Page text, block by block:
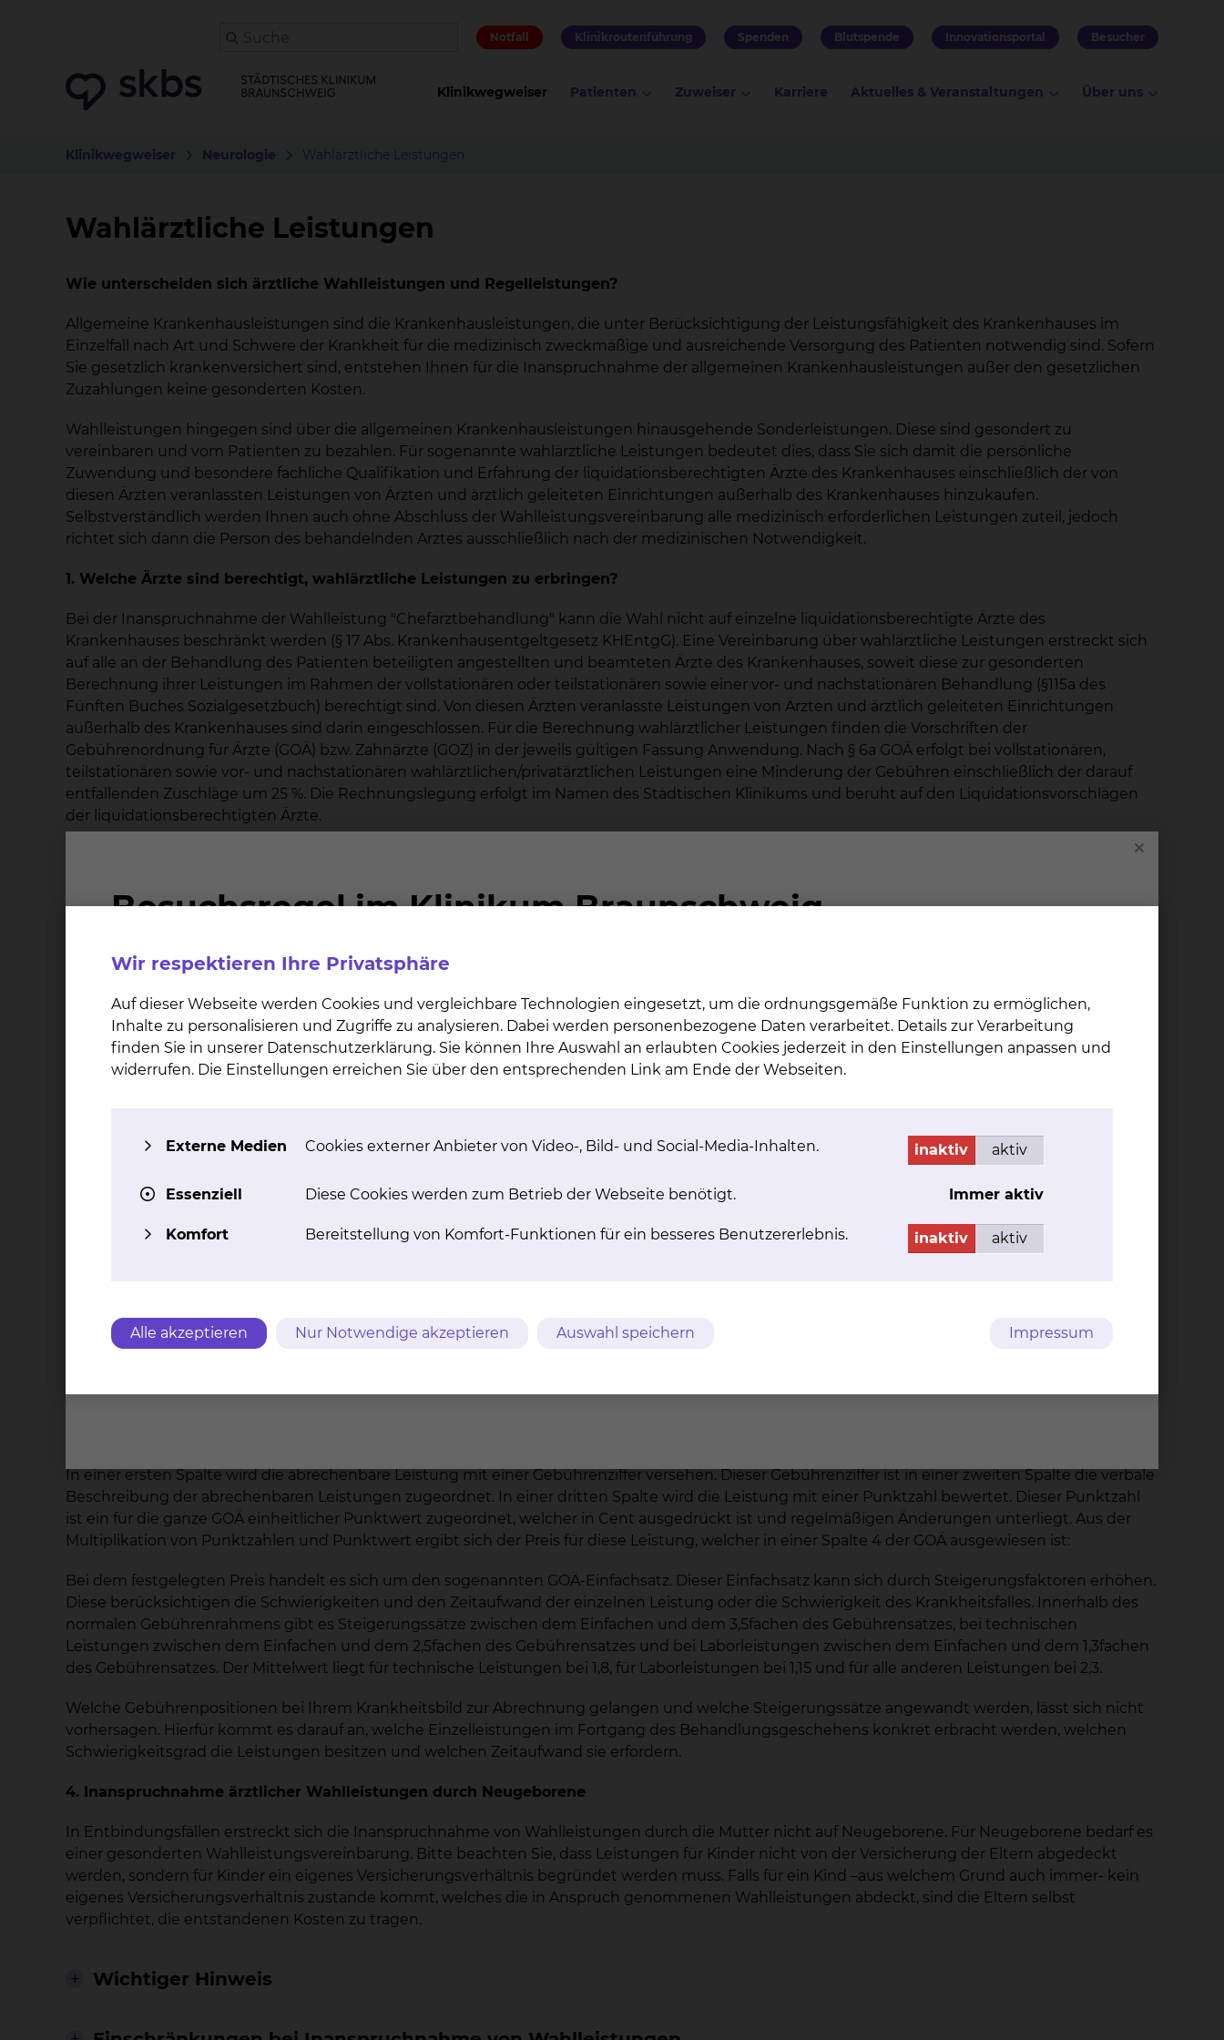
Notfall Klinikroutenführung Spenden Blutspende Innovationsportal Besucher
Klinikwegweiser Patienten Zuweiser Karriere Aktuelles & Veranstaltungen Über uns
Klinikwegweiser Neurologie Wahlärztliche Leistungen
Wahlärztliche Leistungen
Wie unterscheiden sich ärztliche Wahlleistungen und Regelleistungen?
Allgemeine Krankenhausleistungen sind die Krankenhausleistungen, die unter Berücksichtigung der Leistungsfähigkeit des Krankenhauses im
Einzelfall nach Art und Schwere der Krankheit für die medizinisch zweckmäßige und ausreichende Versorgung des Patienten notwendig sind. Sofern
Sie gesetzlich krankenversichert sind, entstehen Ihnen für die Inanspruchnahme der allgemeinen Krankenhausleistungen außer den gesetzlichen
Zuzahlungen keine gesonderten Kosten.
Wahlleistungen hingegen sind über die allgemeinen Krankenhausleistungen hinausgehende Sonderleistungen. Diese sind gesondert zu
vereinbaren und vom Patienten zu bezahlen. Für sogenannte wahlärztliche Leistungen bedeutet dies, dass Sie sich damit die persönliche
Zuwendung und besondere fachliche Qualifikation und Erfahrung der liquidationsberechtigten Ärzte des Krankenhauses einschließlich der von
diesen Ärzten veranlassten Leistungen von Ärzten und ärztlich geleiteten Einrichtungen außerhalb des Krankenhauses hinzukaufen.
Selbstverständlich werden Ihnen auch ohne Abschluss der Wahlleistungsvereinbarung alle medizinisch erforderlichen Leistungen zuteil, jedoch
richtet sich dann die Person des behandelnden Arztes ausschließlich nach der medizinischen Notwendigkeit.
1. Welche Ärzte sind berechtigt, wahlärztliche Leistungen zu erbringen?
Bei der Inanspruchnahme der Wahlleistung "Chefarztbehandlung" kann die Wahl nicht auf einzelne liquidationsberechtigte Ärzte des
Krankenhauses beschränkt werden (§ 17 Abs. Krankenhausentgeltgesetz KHEntgG). Eine Vereinbarung über wahlärztliche Leistungen erstreckt sich
auf alle an der Behandlung des Patienten beteiligten angestellten und beamteten Ärzte des Krankenhauses, soweit diese zur gesonderten
Berechnung ihrer Leistungen im Rahmen der vollstationären oder teilstationären sowie einer vor- und nachstationären Behandlung (§115a des
Fünften Buches Sozialgesetzbuch) berechtigt sind. Von diesen Ärzten veranlasste Leistungen von Ärzten und ärztlich geleiteten Einrichtungen
außerhalb des Krankenhauses sind darin eingeschlossen. Für die Berechnung wahlärztlicher Leistungen finden die Vorschriften der
Gebührenordnung für Ärzte (GOÄ) bzw. Zahnärzte (GOZ) in der jeweils gültigen Fassung Anwendung. Nach § 6a GOÄ erfolgt bei vollstationären,
teilstationären sowie vor- und nachstationären wahlärztlichen/privatärztlichen Leistungen eine Minderung der Gebühren einschließlich der darauf
entfallenden Zuschläge um 25 %. Die Rechnungslegung erfolgt im Namen des Städtischen Klinikums und beruht auf den Liquidationsvorschlägen
der liquidationsberechtigten Ärzte.
Die gesondert berechenbaren ärztlichen Leistungen werden, auch soweit sie vom Krankenhaus berechnet werden, vom nachfolgend aufgeführten
und ihrer ständigen Vertreter werden Ihnen bei Abschluss eines Wahlleistungsvertrages „Chefarztbehandlung“ ausgehändigt. Die ärztlichen
2. Was geschieht, wenn der von Ihnen gewählte Wahlarzt verhindert ist?
Die Rechtsprechung unterscheidet bei der Erbringung einer wahlärztlichen Leistung durch einen ständigen Vertreter des Wahlarztes zwischen
vorhersehbarer und unvorhersehbarer Verhinderung des Wahlarztes. Bei einer unvorhersehbaren Verhinderung Ihres Wahlarztes wird die
wahlärztliche Leistung von seinem ständigen ärztlichen Vertreter übernommen. Bei Abschluss eines Vertrages für die Wahlleistung
"Chefarztbehandlung" erhalten Sie eine Aufstellung aller ständigen Vertreter der Chefärzte unseres Klinikums. Im Falle der unvorhersehbaren
Sie lassen die Behandlung in Form allgemeiner Krankenhausleistung, d.h. ohne Inanspruchnahme wahlärztlicher Leistungen durchführen;
Im letzteren Falle ist der Abschluss einer schriftlichen Vereinbarung erforderlich. Diese wird in der Krankenakte dokumentiert und muss von Ihnen
sie geltenden Tarifen berechnet.
In einer ersten Spalte wird die abrechenbare Leistung mit einer Gebührenziffer versehen. Dieser Gebührenziffer ist in einer zweiten Spalte die verbale
Beschreibung der abrechenbaren Leistungen zugeordnet. In einer dritten Spalte wird die Leistung mit einer Punktzahl bewertet. Dieser Punktzahl
ist ein für die ganze GOÄ einheitlicher Punktwert zugeordnet, welcher in Cent ausgedrückt ist und regelmäßigen Änderungen unterliegt. Aus der
Multiplikation von Punktzahlen und Punktwert ergibt sich der Preis für diese Leistung, welcher in einer Spalte 4 der GOÄ ausgewiesen ist:
Bei dem festgelegten Preis handelt es sich um den sogenannten GOÄ-Einfachsatz. Dieser Einfachsatz kann sich durch Steigerungsfaktoren erhöhen.
Diese berücksichtigen die Schwierigkeiten und den Zeitaufwand der einzelnen Leistung oder die Schwierigkeit des Krankheitsfalles. Innerhalb des
normalen Gebührenrahmens gibt es Steigerungssätze zwischen dem Einfachen und dem 3,5fachen des Gebührensatzes, bei technischen
Leistungen zwischen dem Einfachen und dem 2,5fachen des Gebührensatzes und bei Laborleistungen zwischen dem Einfachen und dem 1,3fachen
des Gebührensatzes. Der Mittelwert liegt für technische Leistungen bei 1,8, für Laborleistungen bei 1,15 und für alle anderen Leistungen bei 2,3.
Welche Gebührenpositionen bei Ihrem Krankheitsbild zur Abrechnung gelangen und welche Steigerungssätze angewandt werden, lässt sich nicht
vorhersagen. Hierfür kommt es darauf an, welche Einzelleistungen im Fortgang des Behandlungsgeschehens konkret erbracht werden, welchen
Schwierigkeitsgrad die Leistungen besitzen und welchen Zeitaufwand sie erfordern.
4. Inanspruchnahme ärztlicher Wahlleistungen durch Neugeborene
In Entbindungsfällen erstreckt sich die Inanspruchnahme von Wahlleistungen durch die Mutter nicht auf Neugeborene. Für Neugeborene bedarf es
einer gesonderten Wahlleistungsvereinbarung. Bitte beachten Sie, dass Leistungen für Kinder nicht von der Versicherung der Eltern abgedeckt
werden, sondern für Kinder ein eigenes Versicherungsverhältnis begründet werden muss. Falls für ein Kind –aus welchem Grund auch immer- kein
eigenes Versicherungsverhältnis zustande kommt, welches die in Anspruch genommenen Wahlleistungen abdeckt, sind die Eltern selbst
verpflichtet, die entstandenen Kosten zu tragen.
Wichtiger Hinweis
Wir respektieren Ihre Privatsphäre
Auf dieser Webseite werden Cookies und vergleichbare Technologien eingesetzt, um die ordnungsgemäße Funktion zu ermöglichen,
Inhalte zu personalisieren und Zugriffe zu analysieren. Dabei werden personenbezogene Daten verarbeitet. Details zur Verarbeitung
finden Sie in unserer Datenschutzerklärung. Sie können Ihre Auswahl an erlaubten Cookies jederzeit in den Einstellungen anpassen und
widerrufen. Die Einstellungen erreichen Sie über den entsprechenden Link am Ende der Webseiten.
Externe Medien Cookies externer Anbieter von Video-, Bild- und Social-Media-Inhalten. inaktiv aktiv
Essenziell Diese Cookies werden zum Betrieb der Webseite benötigt. Immer aktiv
Komfort Bereitstellung von Komfort-Funktionen für ein besseres Benutzererlebnis. inaktiv aktiv
Alle akzeptieren Nur Notwendige akzeptieren Auswahl speichern Impressum